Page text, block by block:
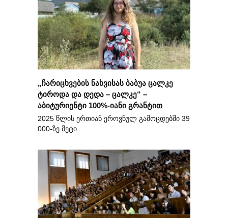
„ჩარიცხვების ნახვისას ბაბუა ცალკე
ტიროდა და დედა – ცალკე“ –
აბიტურიენტი 100%-იანი გრანტით
2025 წლის ერთიან ეროვნულ გამოცდებში 39
000-ზე მეტი